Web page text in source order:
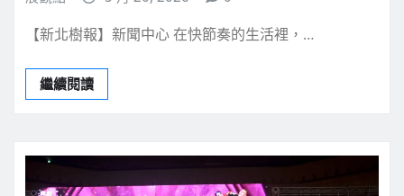
【新北樹報】新聞中心 在快節奏的生活裡，…
繼續閱讀